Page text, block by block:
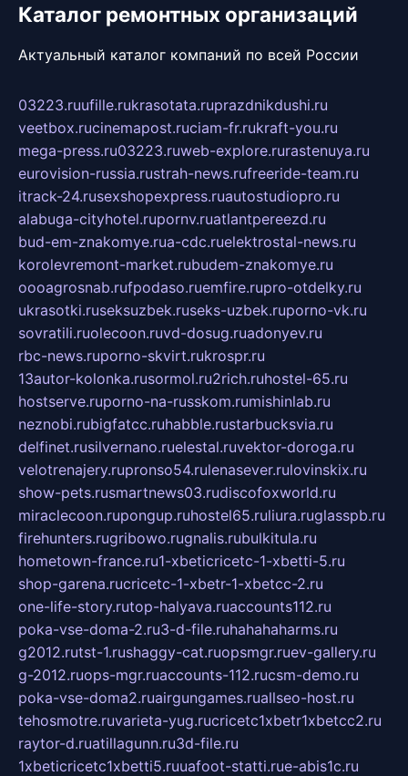
Каталог ремонтных организаций
Актуальный каталог компаний по всей России
03223.ruufille.rukrasotata.ruprazdnikdushi.ru
veetbox.rucinemapost.ruciam-fr.rukraft-you.ru
mega-press.ru03223.ruweb-explore.rurastenuya.ru
eurovision-russia.rustrah-news.rufreeride-team.ru
itrack-24.rusexshopexpress.ruautostudiopro.ru
alabuga-cityhotel.rupornv.ruatlantpereezd.ru
bud-em-znakomye.rua-cdc.ruelektrostal-news.ru
korolevremont-market.rubudem-znakomye.ru
oooagrosnab.rufpodaso.ruemfire.rupro-otdelky.ru
ukrasotki.ruseksuzbek.ruseks-uzbek.ruporno-vk.ru
sovratili.ruolecoon.ruvd-dosug.ruadonyev.ru
rbc-news.ruporno-skvirt.rukrospr.ru
13autor-kolonka.rusormol.ru2rich.ruhostel-65.ru
hostserve.ruporno-na-russkom.rumishinlab.ru
neznobi.rubigfatcc.ruhabble.rustarbucksvia.ru
delfinet.rusilvernano.ruelestal.ruvektor-doroga.ru
velotrenajery.rupronso54.rulenasever.rulovinskix.ru
show-pets.rusmartnews03.rudiscofoxworld.ru
miraclecoon.rupongup.ruhostel65.ruliura.ruglasspb.ru
firehunters.rugribowo.rugnalis.rubulkitula.ru
hometown-france.ru1-xbeticricetc-1-xbetti-5.ru
shop-garena.rucricetc-1-xbetr-1-xbetcc-2.ru
one-life-story.rutop-halyava.ruaccounts112.ru
poka-vse-doma-2.ru3-d-file.ruhahahaharms.ru
g2012.rutst-1.rushaggy-cat.ruopsmgr.ruev-gallery.ru
g-2012.ruops-mgr.ruaccounts-112.rucsm-demo.ru
poka-vse-doma2.ruairgungames.ruallseo-host.ru
tehosmotre.ruvarieta-yug.rucricetc1xbetr1xbetcc2.ru
raytor-d.ruatillagunn.ru3d-file.ru
1xbeticricetc1xbetti5.ruuafoot-statti.rue-abis1c.ru